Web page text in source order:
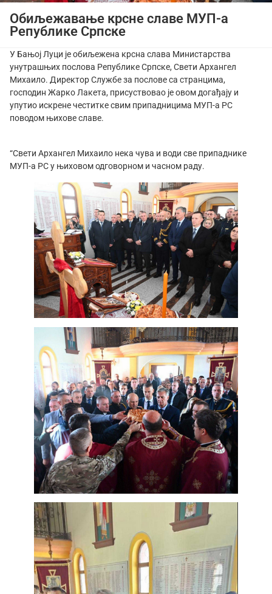
Обиљежавање крсне славе МУП-а
Републике Српске
У Бањој Луци је обиљежена крсна слава Министарства
унутрашњих послова Републике Српске, Свети Архангел
Михаило. Директор Службе за послове са странцима,
господин Жарко Лакета, присуствовао је овом догађају и
упутио искрене честитке свим припадницима МУП-а РС
поводом њихове славе.
“Свети Архангел Михаило нека чува и води све припаднике
МУП-а РС у њиховом одговорном и часном раду.